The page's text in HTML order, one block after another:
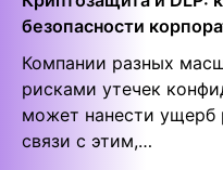
безопасности
Компании разных
рисками утечек
может нанести ущерб
связи с этим,…